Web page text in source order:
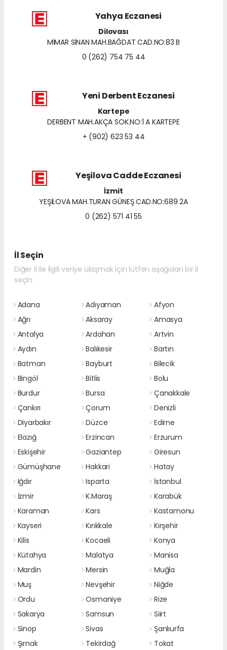
Yahya Eczanesi
Dilovası
MİMAR SİNAN MAH.BAĞDAT CAD.NO:83 B
0 (262) 754 75 44
Yeni Derbent Eczanesi
Kartepe
DERBENT MAH.AKÇA SOK.NO:1 A KARTEPE
+ (902) 623 53 44
Yeşilova Cadde Eczanesi
İzmit
YEŞİLOVA MAH.TURAN GÜNEŞ CAD.NO:689 2A
0 (262) 571 41 55
İl Seçin
Diğer il ile ilgili veriye ulaşmak için lütfen aşağıdan bir il
seçin
Adana Adıyaman
Afyon
Ağrı
Aksaray
Amasya
Antalya
Ardahan
Artvin
Aydın
Balıkesir
Bartın
Batman
Bayburt
Bilecik
Bingöl
Bitlis
Bolu
Burdur
Bursa
Çanakkale
Çankırı
Çorum
Denizli
Diyarbakır
Düzce
Edirne
Elazığ
Erzincan
Erzurum
Eskişehir
Gaziantep
Giresun
Gümüşhane
Hakkari
Hatay
Iğdır
Isparta
İstanbul
İzmir
K.Maraş
Karabük
Karaman
Kars
Kastamonu
Kayseri
Kırıkkale
Kırşehir
Kilis
Kocaeli
Konya
Kütahya
Malatya
Manisa
Mardin
Mersin
Muğla
Muş
Nevşehir
Niğde
Ordu
Osmaniye
Rize
Sakarya
Samsun
Siirt
Sinop
Sivas
Şanlıurfa
Şırnak
Tekirdağ Tokat